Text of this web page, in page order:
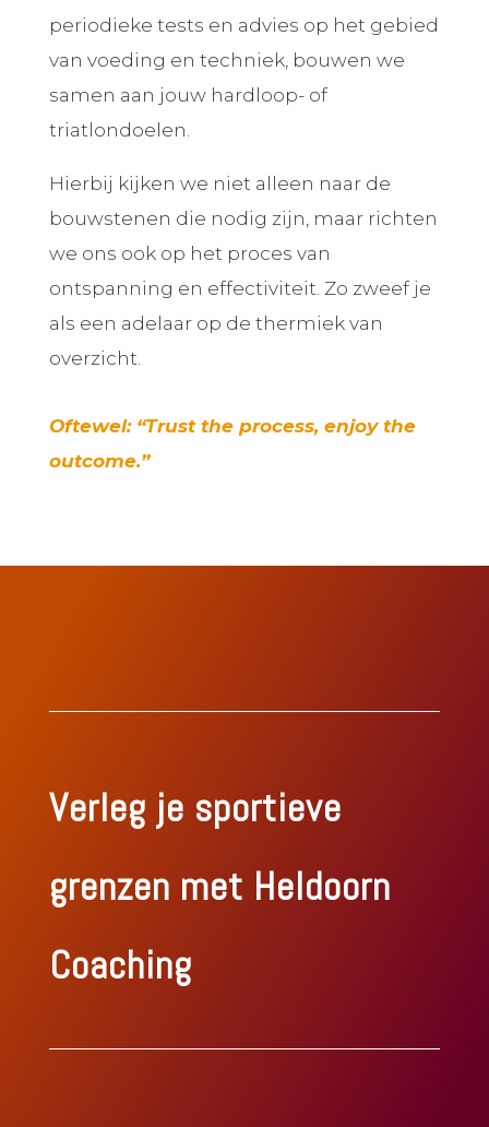
periodieke tests en advies op het gebied
van voeding en techniek, bouwen we
samen aan jouw hardloop- of
triatlondoelen.
Hierbij kijken we niet alleen naar de
bouwstenen die nodig zijn, maar richten
we ons ook op het proces van
ontspanning en effectiviteit. Zo zweef je
als een adelaar op de thermiek van
overzicht.
Oftewel: “Trust the process, enjoy the
outcome.”
Verleg je sportieve
grenzen met Heldoorn
Coaching